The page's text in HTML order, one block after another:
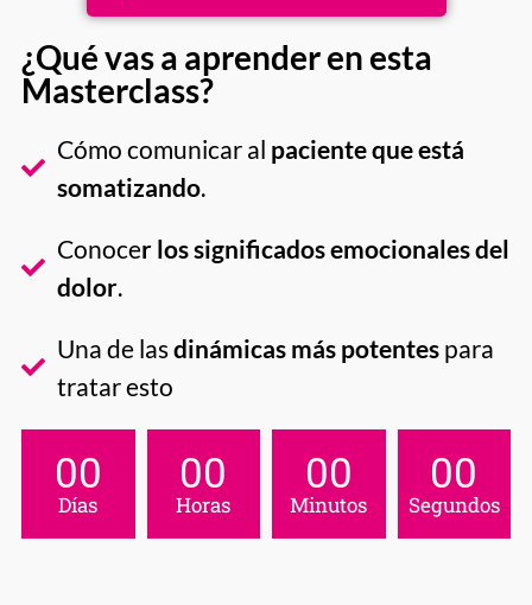
¿Qué vas a aprender en esta
Masterclass?
Cómo comunicar al paciente que está
somatizando.
Conocer los significados emocionales del
dolor.
Una de lasdinámicas más potentes para
tratar esto
00
Días
00
Horas
00
Minutos
00
Segundos